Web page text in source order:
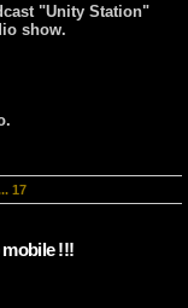
"Unity Station"
show.
17
!!!